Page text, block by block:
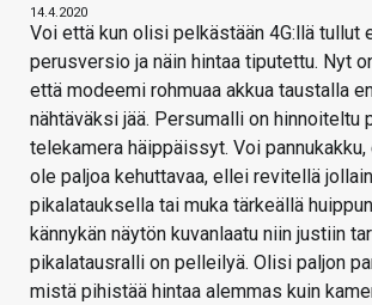
14.4.2020
Voi että kun olisi pelkästään 4G:llä tullut
perusversio ja näin hintaa tiputettu. Nyt
että modeemi rohmuaa akkua taustalla
nähtäväksi jää. Persumalli on hinnoiteltu
telekamera häippäissyt. Voi
ole paljoa kehuttavaa, ellei revitellä
pikalatauksella tai muka tärkeällä
kännykän näytön kuvanlaatu niin justiin
pikalatausralli on pelleilyä. Olisi paljon
mistä pihistää hintaa alemmas kuin